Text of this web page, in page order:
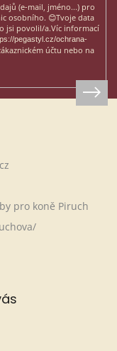
(e-mail, jméno...) pro
osobního. 😊Tvoje data
jsi povolil/a.Víc informací
pegastyl.cz/ochrana-
účtu nebo na
pro koně Piruch